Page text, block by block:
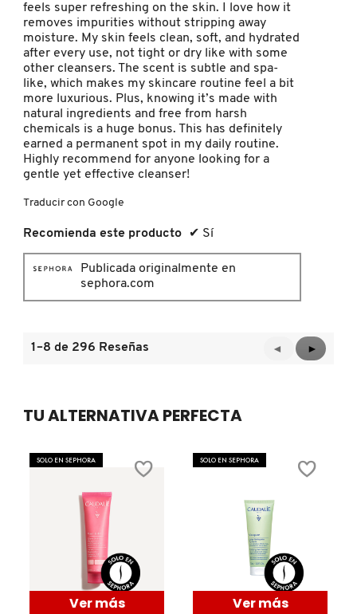
TOCOBO
TOM FORD
TONYMOLY
URBAN DECAY
VERSACE
YVES SAINT LAURENT
feels super refreshing on the skin. I love how it
removes impurities without stripping away
moisture. My skin feels clean, soft, and hydrated
after every use, not tight or dry like with some
other cleansers. The scent is subtle and spa-
like, which makes my skincare routine feel a bit
more luxurious. Plus, knowing it’s made with
natural ingredients and free from harsh
chemicals is a huge bonus. This has definitely
earned a permanent spot in my daily routine.
Highly recommend for anyone looking for a
gentle yet effective cleanser!
Traducir con Google
Recomienda este producto ✔ Sí
Publicada originalmente en
sephora.com
1–8 de 296 Reseñas
Anterior
Reviews
◄
Reviews
►
TU ALTERNATIVA PERFECTA
SOLO EN SEPHORA
Ver más
SOLO EN SEPHORA
Ver más